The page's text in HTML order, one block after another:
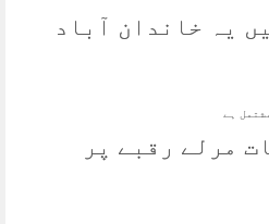
یہ خاندان آباد
مرلے رقبے پر